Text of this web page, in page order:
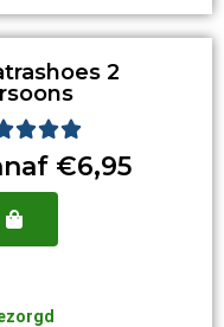
2
Waardering
5
van
€6,95